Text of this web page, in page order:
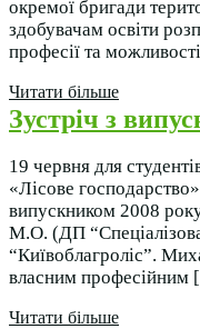
окремої бригади
здобувачам освіти
професії та
Читати більше
Зустріч з
19 червня для
«Лісове
випускником 2008
М.О. (ДП
“Київоблагроліс”.
власним
Читати більше